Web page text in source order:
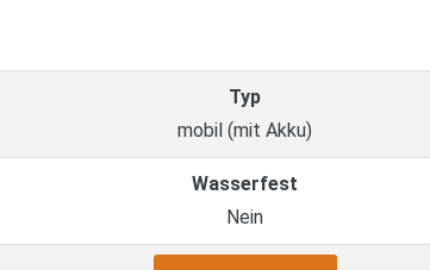
Typ
mobil (mit Akku)
Wasserfest
Nein